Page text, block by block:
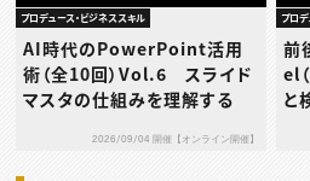
プロデュース・ビジネススキル
AI時代のPowerPoint活用
術（全10回）Vol.6 スライド
マスタの仕組みを理解する
2026/09/04 開催【オンライン開催】
プロデ
前
el
と